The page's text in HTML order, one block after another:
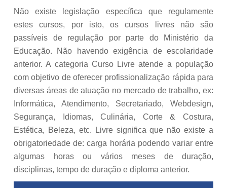
Não existe legislação específica que regulamente
estes cursos, por isto, os cursos livres não são
passíveis de regulação por parte do Ministério da
Educação. Não havendo exigência de escolaridade
anterior. A categoria Curso Livre atende a população
com objetivo de oferecer profissionalização rápida para
diversas áreas de atuação no mercado de trabalho, ex:
Informática, Atendimento, Secretariado, Webdesign,
Segurança, Idiomas, Culinária, Corte & Costura,
Estética, Beleza, etc. Livre significa que não existe a
obrigatoriedade de: carga horária podendo variar entre
algumas horas ou vários meses de duração,
disciplinas, tempo de duração e diploma anterior.